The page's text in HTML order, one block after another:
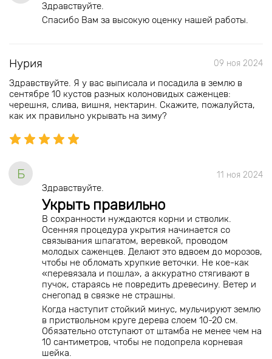
Здравствуйте.
Спасибо Вам за высокую оценку нашей работы.
Нурия 09 ноя 2024
Здравствуйте. Я у вас выписала и посадила в землю в
сентябре 10 кустов разных колоновидых саженцев:
черешня, слива, вишня, нектарин. Скажите, пожалуйста,
как их правильно укрывать на зиму?
Б 11 ноя 2024
Здравствуйте.
Укрыть правильно
В сохранности нуждаются корни и стволик.
Осенняя процедура укрытия начинается со
связывания шпагатом, веревкой, проводом
молодых саженцев. Делают это вдвоем до морозов,
чтобы не обломать хрупкие веточки. Не кое-как
«перевязала и пошла», а аккуратно стягивают в
пучок, стараясь не повредить древесину. Ветер и
снегопад в связке не страшны.
Когда наступит стойкий минус, мульчируют землю
в приствольном круге дерева слоем 10-20 см.
Обязательно отступают от штамба не менее чем на
10 сантиметров, чтобы не подопрела корневая
шейка.